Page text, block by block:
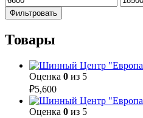
Фильтровать
Товары
Оценка 0 из 5
₽5,600
Оценка 0 из 5